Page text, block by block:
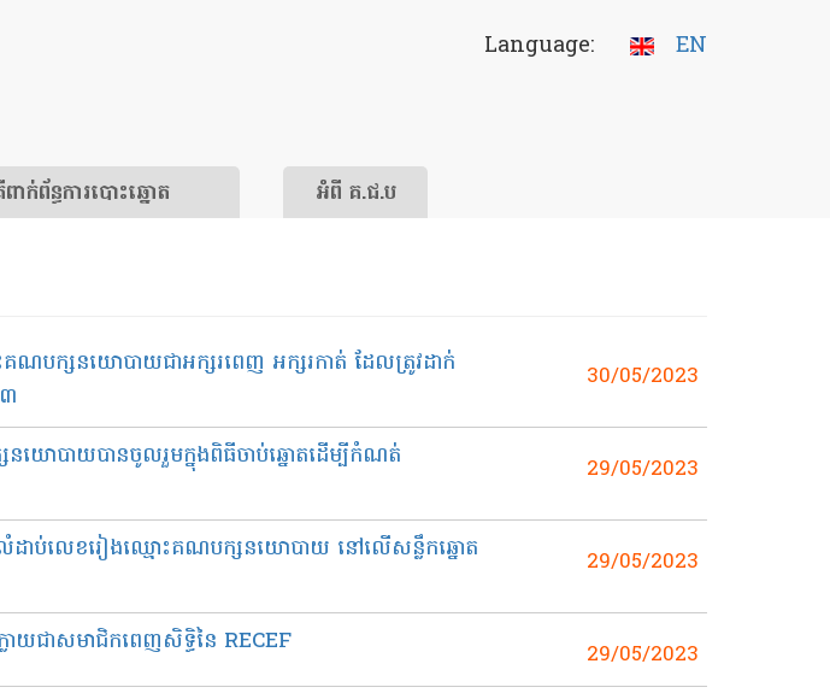
Language: EN
ាក់ព័ន្ធ​​ការ​បោះឆ្នោត អំពី គ.ជ.ប
ណបក្សនយោបាយជាអក្សរពេញ អក្សរកាត់ ដែលត្រូវដាក់
30/05/2023
យោបាយបានចូលរួមក្នុងពិធីចាប់ឆ្នោតដើម្បីកំណត់
29/05/2023
លំដាប់លេខរៀងឈ្មោះគណបក្សនយោបាយ នៅលើសន្លឹកឆ្នោត
29/05/2023
ាយជាសមាជិកពេញសិទ្ធិនៃ RECEF
29/05/2023